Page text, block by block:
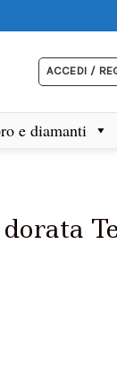
ACCEDI /
e diamanti